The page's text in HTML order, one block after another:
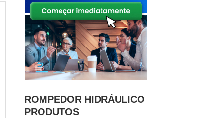
ROMPEDOR HIDRÁULICO
PRODUTOS